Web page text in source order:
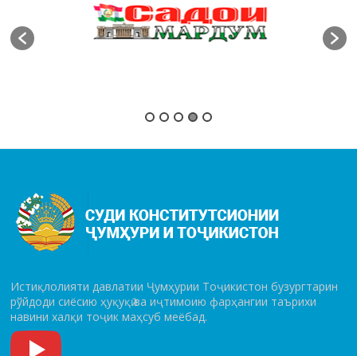
Истиқлолияти давлатии Ҷумҳурии Тоҷикистон бузургтарин
рўй­до­ди сиёсию ҳуқуқӣ ва иҷтимоию фарҳангии таърихи
навини халқи тоҷик маҳсуб меёбад.